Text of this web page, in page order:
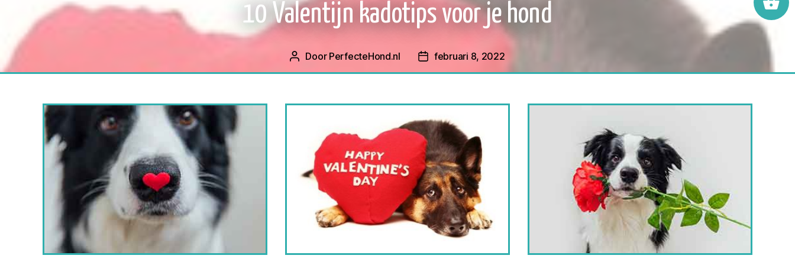
10 Valentijn kadotips voor je hond
Berichtauteur
Door PerfecteHond.nl Berichtdatum
februari 8, 2022